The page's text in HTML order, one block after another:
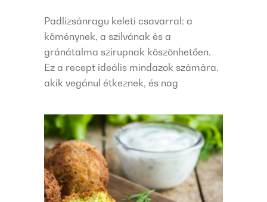
Padlizsánragu keleti csavarral: a
köménynek, a szilvának és a
gránátalma szirupnak köszönhetően.
Ez a recept ideális mindazok számára,
akik vegánul étkeznek, és nag